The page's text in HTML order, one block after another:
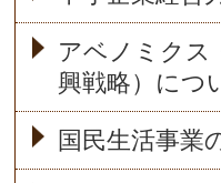
アベノミクス
興戦略）につ
国民生活事業